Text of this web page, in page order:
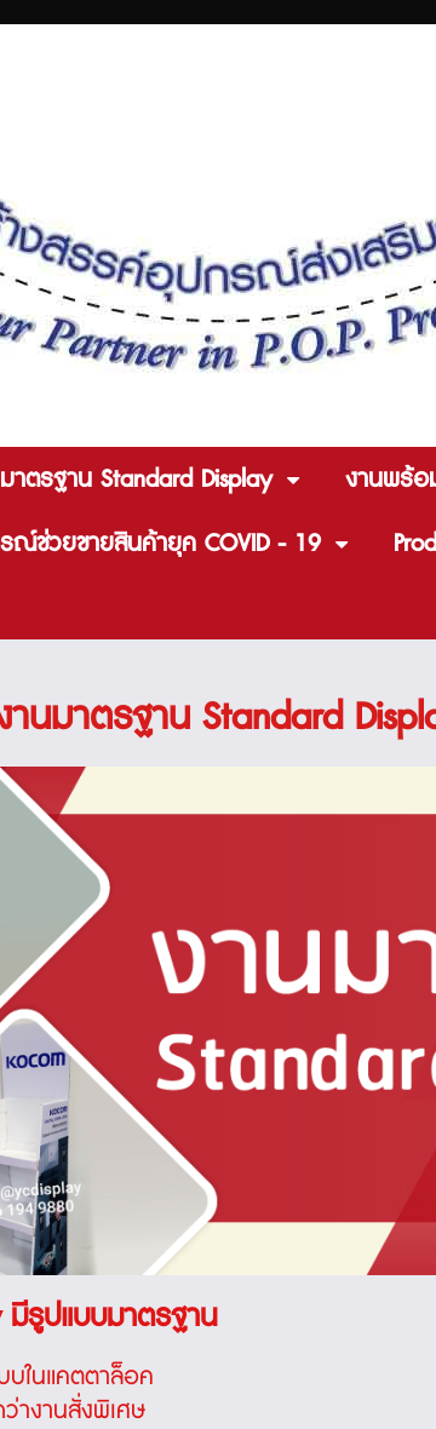
าตรฐาน Standard Display
งานพร้อ
ณ์ช่วยขายสินค้ายุค COVID - 19
านมาตรฐาน Standard
รูปแบบมาตรฐาน
บในแคตตาล็อค
างานสั่งพิเศษ